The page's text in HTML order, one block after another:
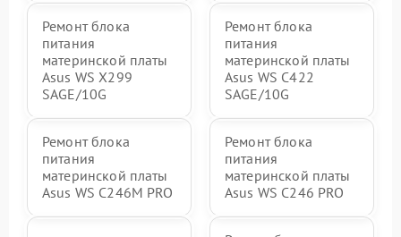
Ремонт блока
питания
материнской платы
Asus WS X299
SAGE/10G
Ремонт блока
питания
материнской платы
Asus WS C422
SAGE/10G
Ремонт блока
питания
материнской платы
Asus WS C246M PRO
Ремонт блока
питания
материнской платы
Asus WS C246 PRO